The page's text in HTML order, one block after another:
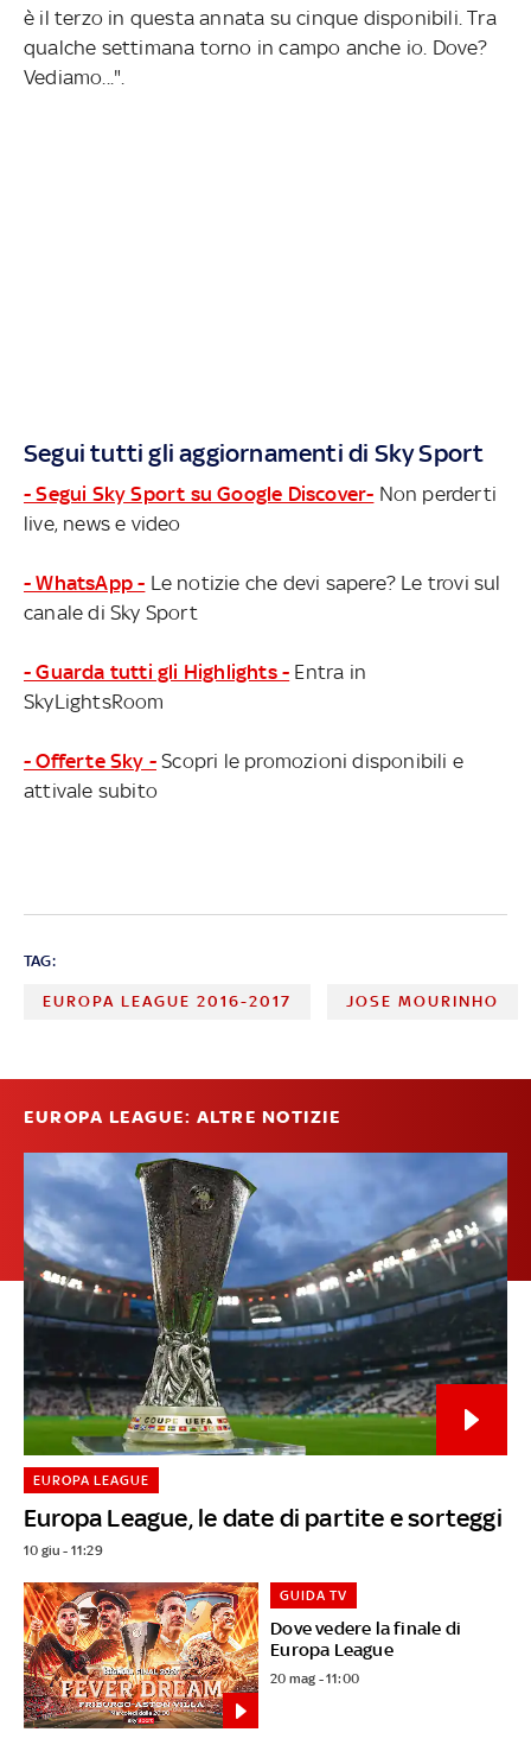
è il terzo in questa annata su cinque disponibili. Tra
qualche settimana torno in campo anche io. Dove?
Vediamo...".
Segui tutti gli aggiornamenti di Sky Sport
- Segui Sky Sport su Google Discover- Non perderti
live, news e video
- WhatsApp - Le notizie che devi sapere? Le trovi sul
canale di Sky Sport
- Guarda tutti gli Highlights - Entra in
SkyLightsRoom
- Offerte Sky - Scopri le promozioni disponibili e
attivale subito
TAG:
EUROPA LEAGUE 2016-2017 JOSE MOURINHO
EUROPA LEAGUE: ALTRE NOTIZIE
Europa League, le date di partite e sorteggi
EUROPA LEAGUE
10 giu - 11:29
Dove vedere la finale di
Europa League
GUIDA TV
20 mag - 11:00